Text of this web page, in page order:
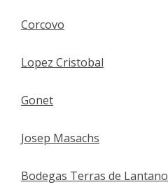
Corcovo
Lopez Cristobal
Gonet
Josep Masachs
Bodegas Terras de Lantano